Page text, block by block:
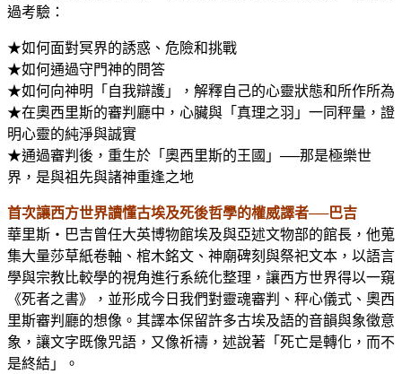
過考驗：
★如何面對冥界的誘惑、危險和挑戰
★如何通過守門神的問答
★如何向神明「自我辯護」，解釋自己的心靈狀態和所作所為
★在奧西里斯的審判廳中，心臟與「真理之羽」一同秤量，證
明心靈的純淨與誠實
★通過審判後，重生於「奧西里斯的王國」──那是極樂世
界，是與祖先與諸神重逢之地
首次讓西方世界讀懂古埃及死後哲學的權威譯者──巴吉
華里斯・巴吉曾任大英博物館埃及與亞述文物部的館長，他蒐
集大量莎草紙卷軸、棺木銘文、神廟碑刻與祭祀文本，以語言
學與宗教比較學的視角進行系統化整理，讓西方世界得以一窺
《死者之書》，並形成今日我們對靈魂審判、秤心儀式、奧西
里斯審判廳的想像。其譯本保留許多古埃及語的音韻與象徵意
象，讓文字既像咒語，又像祈禱，述說著「死亡是轉化，而不
是終結」。